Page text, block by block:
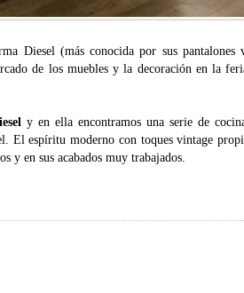
Diesel (más conocida por sus pantalones
de los muebles y la decoración en la
y en ella encontramos una serie de
El espíritu moderno con toques vintage
y en sus acabados muy trabajados.